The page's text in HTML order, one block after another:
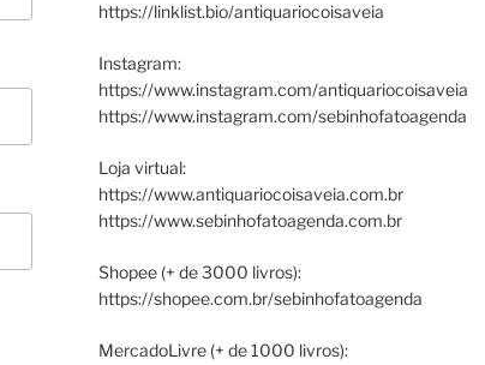
https://linklist.bio/antiquariocoisaveia
Instagram:
https://www.instagram.com/antiquariocoisaveia
https://www.instagram.com/sebinhofatoagenda
Loja virtual:
https://www.antiquariocoisaveia.com.br
https://www.sebinhofatoagenda.com.br
Shopee (+ de 3000 livros):
https://shopee.com.br/sebinhofatoagenda
MercadoLivre (+ de 1000 livros):